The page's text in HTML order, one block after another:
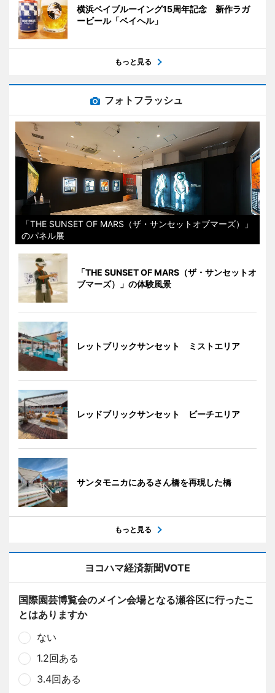
横浜ベイブルーイング15周年記念 新作ラガ
ービール「ベイヘル」
もっと見る
フォトフラッシュ
「THE SUNSET OF MARS（ザ・サンセットオブマーズ）」
のパネル展
「THE SUNSET OF MARS（ザ・サンセットオ
ブマーズ）」の体験風景
レットブリックサンセット ミストエリア
レッドブリックサンセット ビーチエリア
サンタモニカにあるさん橋を再現した橋
もっと見る
ヨコハマ経済新聞VOTE
国際園芸博覧会のメイン会場となる瀬谷区に行ったこ
とはありますか
ない
1.2回ある
3.4回ある